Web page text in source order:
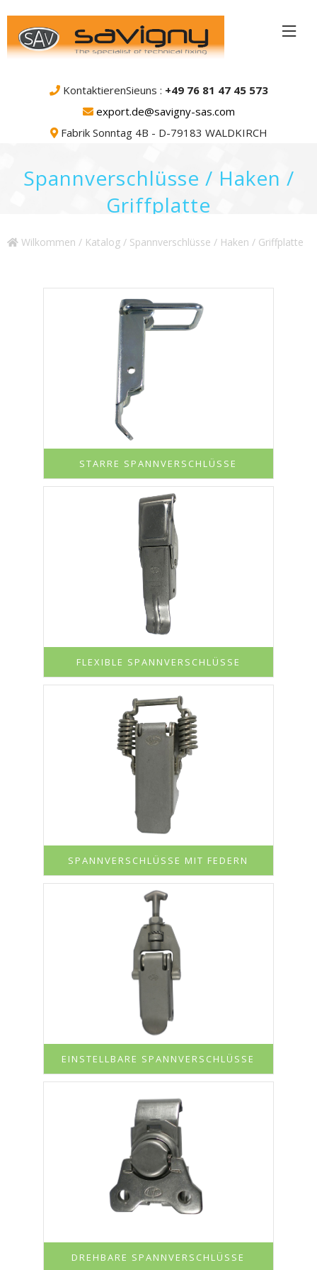
KontaktierenSieuns : +49 76 81 47 45 573
export.de@savigny-sas.com
Fabrik Sonntag 4B - D-79183 WALDKIRCH
Spannverschlüsse / Haken /
Griffplatte
Wilkommen / Katalog / Spannverschlüsse / Haken / Griffplatte
STARRE SPANNVERSCHLÜSSE
FLEXIBLE SPANNVERSCHLÜSSE
SPANNVERSCHLÜSSE MIT FEDERN
EINSTELLBARE SPANNVERSCHLÜSSE
DREHBARE SPANNVERSCHLÜSSE